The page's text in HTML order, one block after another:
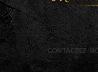
CONTACTEZ-